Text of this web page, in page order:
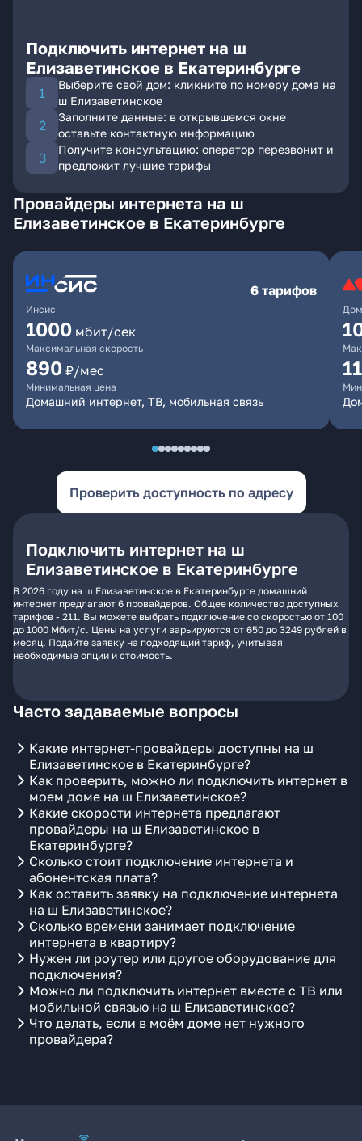
Подключить интернет на ш
Елизаветинское в Екатеринбурге
Выберите свой дом: кликните по номеру дома на
ш Елизаветинское
Заполните данные: в открывшемся окне
оставьте контактную информацию
Получите консультацию: оператор перезвонит и
предложит лучшие тарифы
Провайдеры интернета на ш
Елизаветинское в Екатеринбурге
Инсис
6 тарифов
1000 мбит/сек
Максимальная скорость
890 ₽/мес
Минимальная цена
Домашний интернет, ТВ, мобильная связь
Проверить доступность по адресу
Подключить интернет на ш
Елизаветинское в Екатеринбурге
В 2026 году на ш Елизаветинское в Екатеринбурге домашний
интернет предлагают 6 провайдеров. Общее количество доступных
тарифов - 211. Вы можете выбрать подключение со скоростью от 100
до 1000 Мбит/с. Цены на услуги варьируются от 650 до 3249 рублей в
месяц. Подайте заявку на подходящий тариф, учитывая
необходимые опции и стоимость.
Часто задаваемые вопросы
Какие интернет-провайдеры доступны на ш
Елизаветинское в Екатеринбурге?
Как проверить, можно ли подключить интернет в
моем доме на ш Елизаветинское?
Какие скорости интернета предлагают
провайдеры на ш Елизаветинское в
Екатеринбурге?
Сколько стоит подключение интернета и
абонентская плата?
Как оставить заявку на подключение интернета
на ш Елизаветинское?
Сколько времени занимает подключение
интернета в квартиру?
Нужен ли роутер или другое оборудование для
подключения?
Можно ли подключить интернет вместе с ТВ или
мобильной связью на ш Елизаветинское?
Что делать, если в моём доме нет нужного
провайдера?